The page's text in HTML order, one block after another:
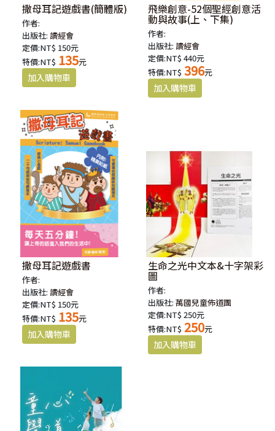
撒母耳記遊戲書(簡體版)
作者:
出版社:讀經會
定價:NT$ 150元
特價:NT$ 135元
飛樂創意-52個聖經創意活
動與故事(上、下集)
作者:
出版社:讀經會
定價:NT$ 440元
特價:NT$ 396元
撒母耳記遊戲書
作者:
出版社:讀經會
定價:NT$ 150元
特價:NT$ 135元
生命之光中文本&十字架彩
圖
作者:
出版社:萬國兒童佈道團
定價:NT$ 250元
特價:NT$ 250元